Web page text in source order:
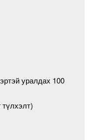
уралдах 100